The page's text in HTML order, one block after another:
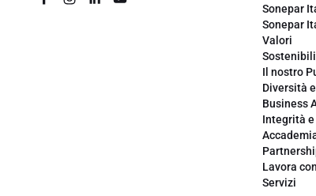
Sonepar
Sonepar
Valori
Il nostro
Diversità
Business
Integrità
Lavora
Servizi